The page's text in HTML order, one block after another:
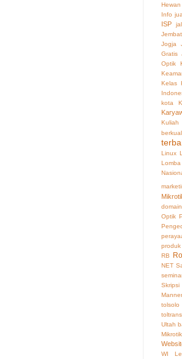
Hewan
Info
ISP
Jogja
Gratis
Optik
Kelas
kota
Kuliah
Linux
domain
Optik
produk
RB
NET
Skripsi
Manner
tolsolo
Ultah
Mikrotik
WI